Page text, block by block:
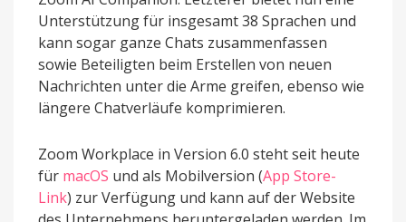
Unterstützung für insgesamt 38 Sprachen und
kann sogar ganze Chats zusammenfassen
sowie Beteiligten beim Erstellen von neuen
Nachrichten unter die Arme greifen, ebenso wie
längere Chatverläufe komprimieren.
Zoom Workplace in Version 6.0 steht seit heute
für macOS und als Mobilversion (App Store-
Link) zur Verfügung und kann auf der Website